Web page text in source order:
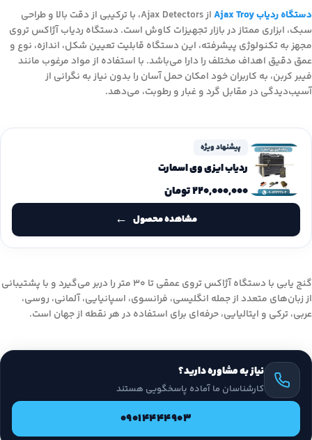
دستگاه ردیابAjax Troy
از Ajax Detectors، با ترکیبی از دقت بالا و طراحی
سبک، ابزاری ممتاز در بازار تجهیزات کاوش است. دستگاه ردیاب آژاکس تروی
مجهز به تکنولوژی پیشرفته، این دستگاه قابلیت تعیین شکل، اندازه، نوع و
عمق دقیق اهداف مختلف را دارا می‌باشد. با استفاده از مواد مرغوب مانند
فیبر کربن، به کاربران خود امکان حمل آسان را بدون نیاز به نگرانی از
آسیب‌دیدگی در مقابل گرد و غبار و رطوبت، می‌دهد.
پیشنهاد ویژه
ردیاب ایزی وی اسمارت
۲۲۰,۰۰۰,۰۰۰تومان
مشاهده محصول
گنج یابی با دستگاه آژاکس تروی عمقی تا 30 متر را دربر می‌گیرد و با پشتیبانی
از زبان‌های متعدد از جمله انگلیسی، فرانسوی، اسپانیایی، آلمانی، روسی،
عربی، ترکی و ایتالیایی، حرفه‌ای برای استفاده در هر نقطه از جهان است.
نیاز به مشاوره دارید؟
کارشناسان ما آماده پاسخگویی هستند
09014444903